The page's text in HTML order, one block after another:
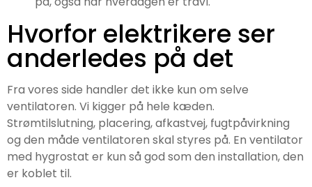
Hvorfor elektrikere ser
anderledes på det
Fra vores side handler det ikke kun om selve
ventilatoren. Vi kigger på hele kæden.
Strømtilslutning, placering, afkastvej, fugtpåvirkning
og den måde ventilatoren skal styres på. En ventilator
med hygrostat er kun så god som den installation, den
er koblet til.